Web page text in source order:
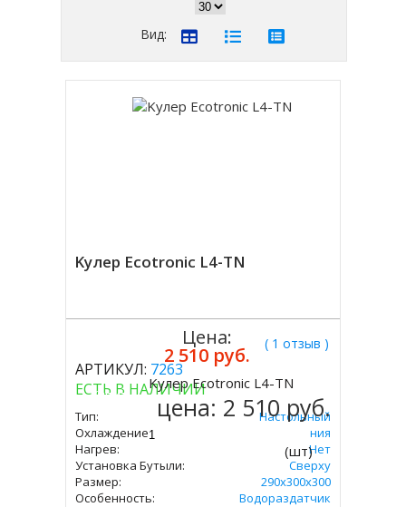
Вид:
Kулер Ecotronic L4-TN
( 1 отзыв )
АРТИКУЛ: 7263
ЕСТЬ В НАЛИЧИИ
Тип:
Настольный
Охлаждение:
Без Охлаждения
Нагрев:
Нет
Установка Бутыли:
Сверху
Размер:
290x300х300
Особенность:
Водораздатчик
Цена:
2 510 руб.
Купить
Kулер Ecotronic L4-TN
цена: 2 510 руб.
(шт)